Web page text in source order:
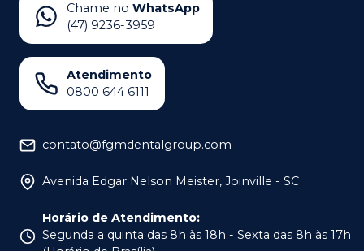
Chame no WhatsApp
(47) 9236-3959
Atendimento
0800 644 6111
contato@fgmdentalgroup.com
Avenida Edgar Nelson Meister, Joinville - SC
Horário de Atendimento:
Segunda a quinta das 8h às 18h - Sexta das 8h às 17h